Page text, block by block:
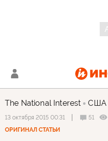
The National Interest США
13 октября 2015 00:31 51
ОРИГИНАЛ СТАТЬИ